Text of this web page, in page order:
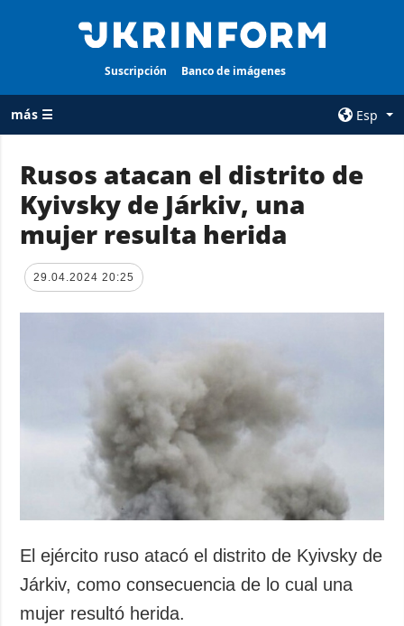
Suscripción Banco de imágenes
más ☰
Esp
TODAS LAS
CATEGORÍAS
Guerra
Reconstrucción
Cultura
Deportes
Desastres y
AGENCIA
sobre la agencia
privacidad y
datos personales
ADICIONAL
Podcasts
SERVICIOS
Rusos atacan el distrito de
Kyivsky de Járkiv, una
mujer resulta herida
29.04.2024 20:25
El ejército ruso atacó el distrito de Kyivsky de
Járkiv, como consecuencia de lo cual una
mujer resultó herida.